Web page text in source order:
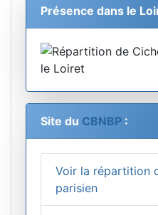
Présence dans le
Site du CBNBP :
Voir la répartition
parisien